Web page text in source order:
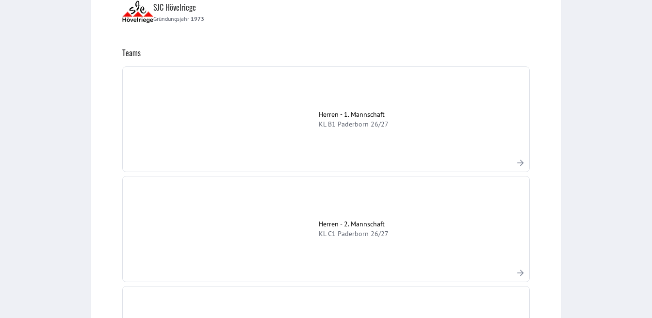
SJC Hövelriege
Gründungsjahr 1973
Teams
Herren - 1. Mannschaft
KL B1 Paderborn 26/27
Herren - 2. Mannschaft
KL C1 Paderborn 26/27